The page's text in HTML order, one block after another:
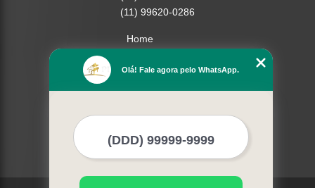
(11) 99620-0286
Home
Missão
Mais Serviços
Olá! Fale agora pelo WhatsApp.